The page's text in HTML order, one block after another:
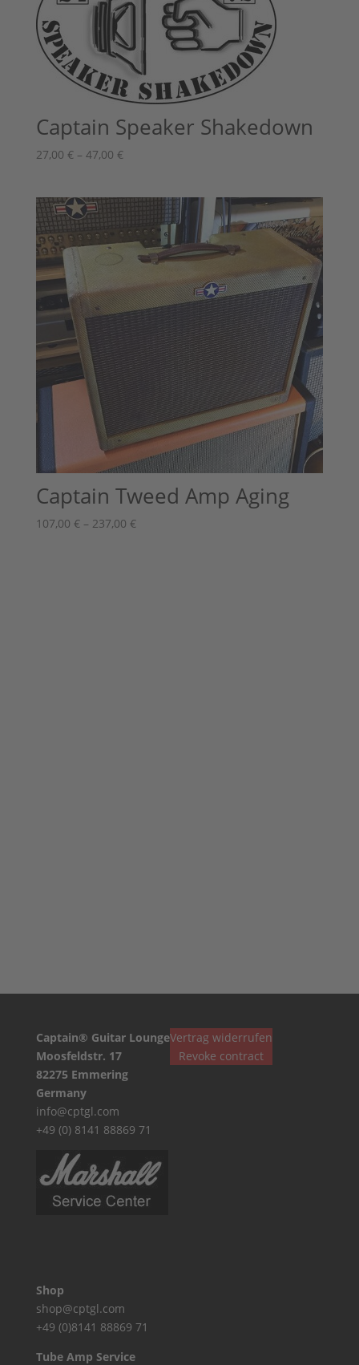
Captain Speaker Shakedown
27,00 € – 47,00 €Preisspanne:
Captain Tweed Amp Aging
107,00 € – 237,00 €Preisspanne:
Captain® Guitar Lounge
Moosfeldstr. 17
82275 Emmering
Germany
info@cptgl.com
+49 (0) 8141 88869 71
Vertrag widerrufen
Revoke contract
Shop
shop@cptgl.com
+49 (0)8141 88869 71
Tube Amp Service